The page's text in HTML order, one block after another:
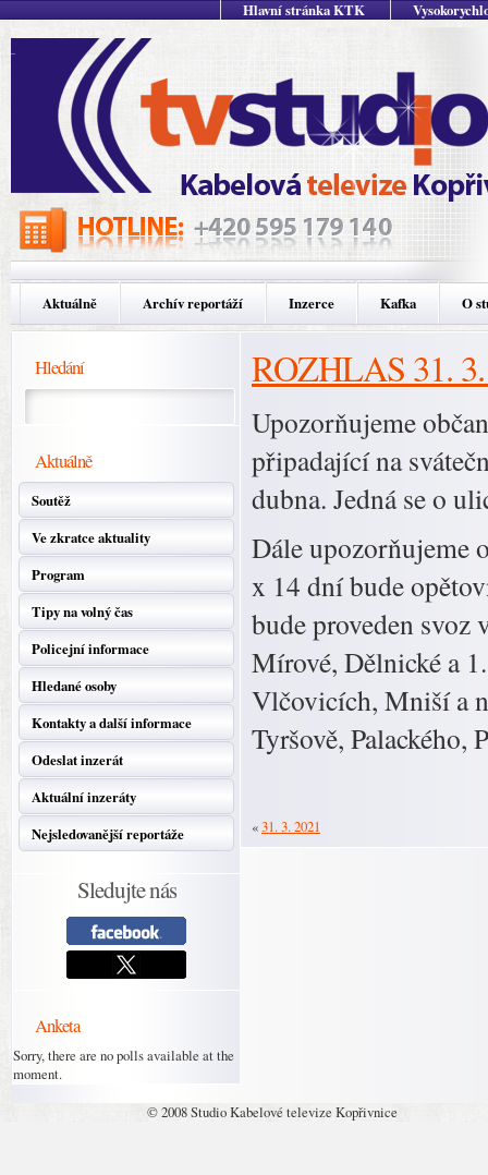
Hlavní stránka KTK
Aktuálně Archív reportáží Inzerce Kafka O
Hledání
Aktuálně
Soutěž
Ve zkratce aktuality
Program
Tipy na volný čas
Policejní informace
Hledané osoby
Kontakty a další informace
Odeslat inzerát
Aktuální inzeráty
Nejsledovanější reportáže
Sledujte nás
Anketa
Sorry, there are no polls available at the
moment.
ROZHLAS 31.
Upozorňujeme
připadající na
dubna. Jedná se o
Dále upozorňujeme
x 14 dní bude
bude proveden
Mírové, Dělnické a
Vlčovicích, Mniší a
Tyršově, Palackého,
«31. 3. 2021
© 2008 Studio Kabelové televize Kopřivnice